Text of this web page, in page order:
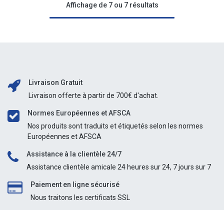
Affichage de 7 ou 7 résultats
Livraison Gratuit
Livraison offerte à partir de 700€ d'achat.
Normes Européennes et AFSCA
Nos produits sont traduits et étiquetés selon les normes
Européennes et AFSCA
Assistance à la clientèle 24/7
Assistance clientèle amicale 24 heures sur 24, 7 jours sur 7
Paiement en ligne sécurisé
Nous traitons les certificats SSL